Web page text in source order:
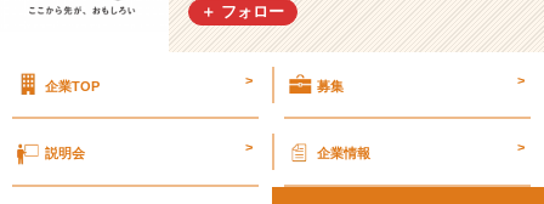
ん」
て
し
＋ フォロー
企業TOP > 募集 >
説明会 > 企業情報 >